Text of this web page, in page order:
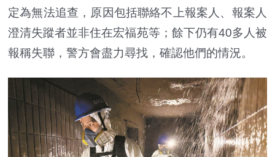
定為無法追查，原因包括聯絡不上報案人、報案人
澄清失蹤者並非住在宏福苑等；餘下仍有40多人被
報稱失聯，警方會盡力尋找，確認他們的情況。